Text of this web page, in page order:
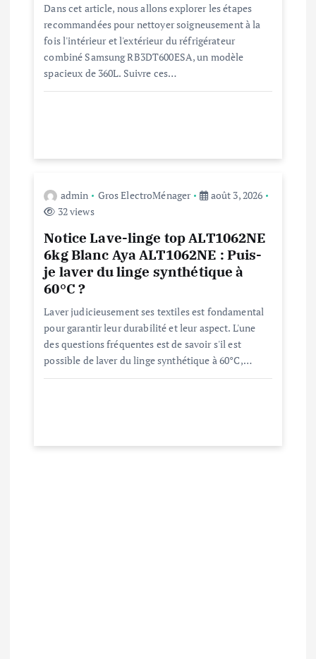
Dans cet article, nous allons explorer les étapes
recommandées pour nettoyer soigneusement à la
fois l'intérieur et l'extérieur du réfrigérateur
combiné Samsung RB3DT600ESA, un modèle
spacieux de 360L. Suivre ces…
admin Gros ElectroMénager
août 3, 2026
32 views
Notice Lave-linge top ALT1062NE
6kg Blanc Aya ALT1062NE : Puis-
je laver du linge synthétique à
60°C ?
Laver judicieusement ses textiles est fondamental
pour garantir leur durabilité et leur aspect. L'une
des questions fréquentes est de savoir s'il est
possible de laver du linge synthétique à 60°C,…